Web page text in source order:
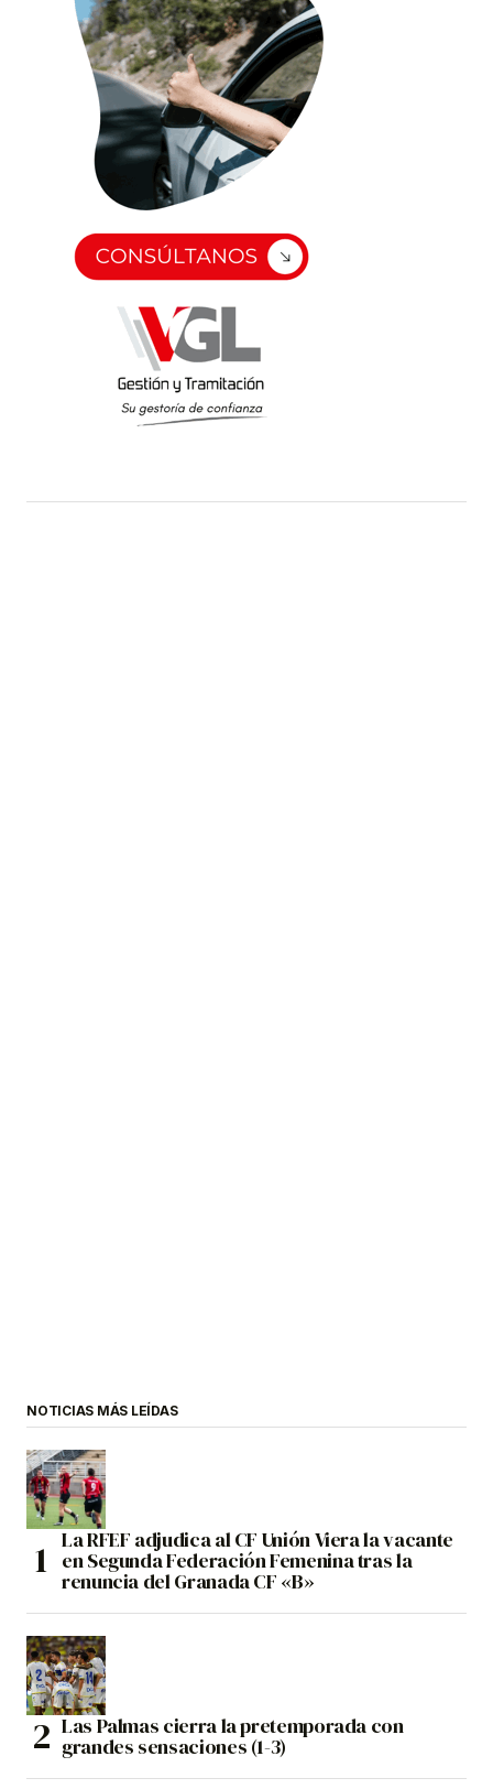
NOTICIAS MÁS LEÍDAS
La RFEF adjudica al CF Unión Viera la vacante
en Segunda Federación Femenina tras la
renuncia del Granada CF «B»
Las Palmas cierra la pretemporada con
grandes sensaciones (1-3)